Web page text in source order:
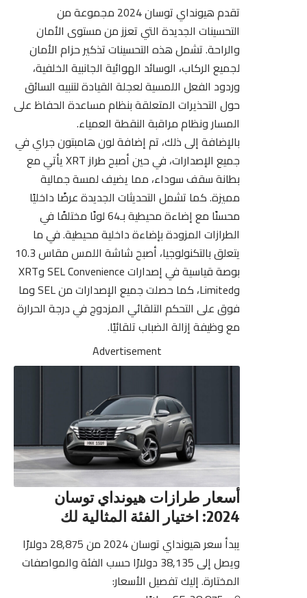
تقدمهيونداي توسان 2024
مجموعة من
التحسينات الجديدة التي تعزز من مستوى الأمان
والراحة. تشمل هذه التحسينات تذكير حزام الأمان
لجميع الركاب، الوسائد الهوائية الجانبية الخلفية،
وردود الفعل اللمسية لعجلة القيادة لتنبيه السائق
حول التحذيرات المتعلقة بنظام مساعدة الحفاظ على
المسار ونظام مراقبة النقطة العمياء.
بالإضافة إلى ذلك، تم إضافة لون هامبتون جراي في
جميع الإصدارات، في حين أصبح طراز XRT يأتي مع
بطانة سقف سوداء، مما يضيف لمسة جمالية
مميزة. كما تشمل التحديثات الجديدة عرضًا داخليًا
محسنًا مع إضاءة محيطية بـ64 لونًا مختلفًا في
الطرازات المزودة بإضاءة داخلية محيطية. في ما
يتعلق بالتكنولوجيا، أصبح شاشة اللمس مقاس 10.3
بوصة قياسية في إصدارات SEL Convenience وXRT
وLimited، كما حصلت جميع الإصدارات من SEL وما
فوق على التحكم التلقائي المزدوج في درجة الحرارة
مع وظيفة إزالة الضباب تلقائيًا.
Advertisement
أسعار طرازات هيونداي توسان
2024: اختيار الفئة المثالية لك
يبدأ سعر هيونداي توسان 2024 من 28,875 دولارًا
ويصل إلى 38,135 دولارًا حسب الفئة والمواصفات
المختارة. إليك تفصيل الأسعار: